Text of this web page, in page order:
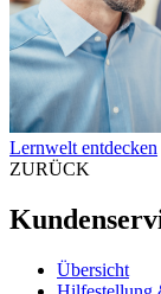
Lernwelt entdecken
ZURÜCK
Übersicht